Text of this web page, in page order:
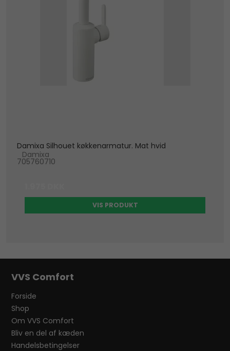
Damixa Silhouet køkkenarmatur. Mat hvid
Damixa
705760710
VIS PRODUKT
VVS Comfort
Forside
Shop
Om VVS Comfort
Bliv en del af kæden
Handelsbetingelser